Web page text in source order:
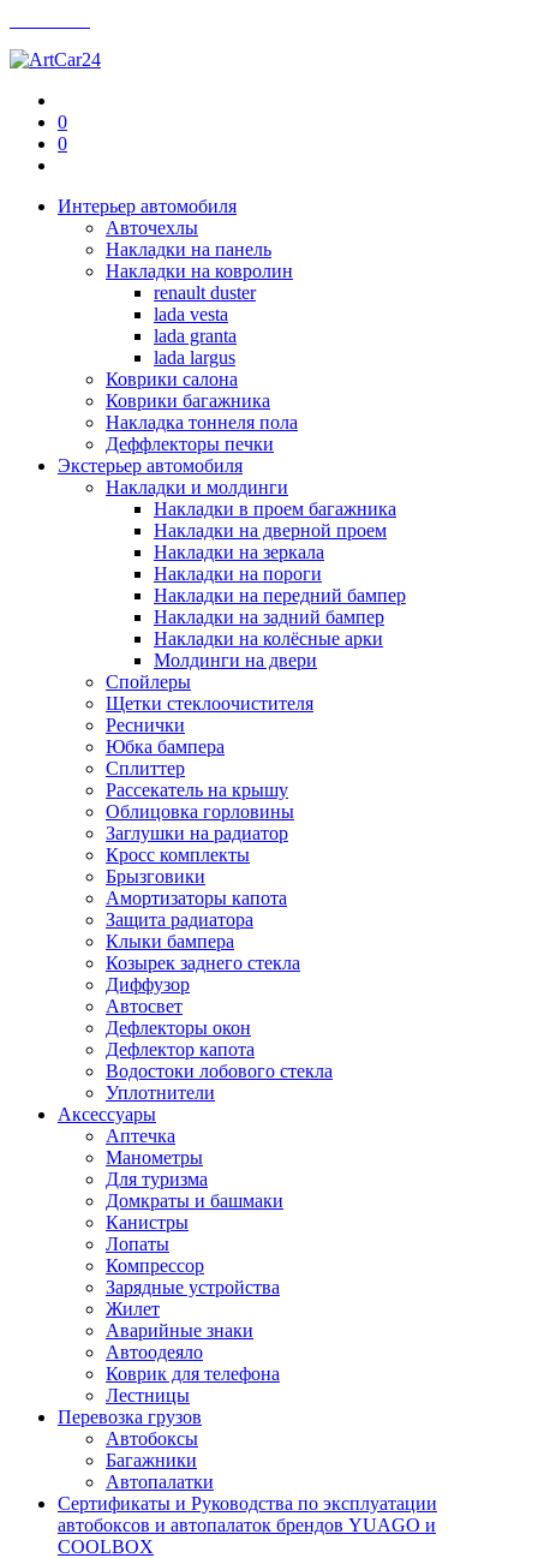
0
0
Интерьер автомобиля
Авточехлы
Накладки на панель
Накладки на ковролин
renault duster
lada vesta
lada granta
lada largus
Коврики салона
Коврики багажника
Накладка тоннеля пола
Деффлекторы печки
Экстерьер автомобиля
Накладки и молдинги
Накладки в проем багажника
Накладки на дверной проем
Накладки на зеркала
Накладки на пороги
Накладки на передний бампер
Накладки на задний бампер
Накладки на колёсные арки
Молдинги на двери
Спойлеры
Щетки стеклоочистителя
Реснички
Юбка бампера
Сплиттер
Рассекатель на крышу
Облицовка горловины
Заглушки на радиатор
Кросс комплекты
Брызговики
Амортизаторы капота
Защита радиатора
Клыки бампера
Козырек заднего стекла
Диффузор
Автосвет
Дефлекторы окон
Дефлектор капота
Водостоки лобового стекла
Уплотнители
Аксессуары
Аптечка
Манометры
Для туризма
Домкраты и башмаки
Канистры
Лопаты
Компрессор
Зарядные устройства
Жилет
Аварийные знаки
Автоодеяло
Коврик для телефона
Лестницы
Перевозка грузов
Автобоксы
Багажники
Автопалатки
Сертификаты и Руководства по эксплуатации
автобоксов и автопалаток брендов YUAGO и
COOLBOX